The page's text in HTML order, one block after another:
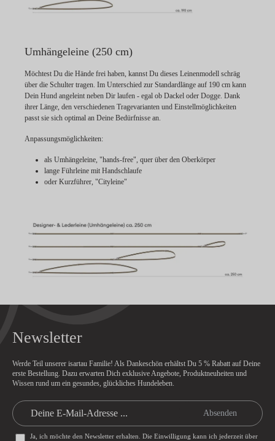
Umhängeleine (250 cm)
Möchtest Du die Hände frei haben, kannst Du dieses Leinenmodell schräg
über die Schulter tragen. Im Unterschied zur Standardlänge auf 190 cm kann
Dein Hund angeleint neben Dir laufen - egal ob Dackel oder Dogge. Dank
ihrer Länge, den verschiedenen Tragevarianten und Einstellmöglichkeiten
passt sie sich optimal an Deine Bedürfnisse an.
Anpassungsmöglichkeiten:
als Umhängeleine, "hands-free", quer über den Oberkörper
lange Führleine mit Handschlaufe
oder Kurzführer, "Cityleine"
Newsletter
Werde Teil unserer isartau Familie! Als Dankeschön erhältst Du 5 % Rabatt auf Deine
erste Bestellung. Dazu erwarten Dich exklusive Angebote, Produktneuheiten und
Wissen rund um ein gesundes, glückliches Hundeleben.
Absenden
Ja, ich möchte den Newsletter erhalten. Die Einwilligung kann ich jederzeit über